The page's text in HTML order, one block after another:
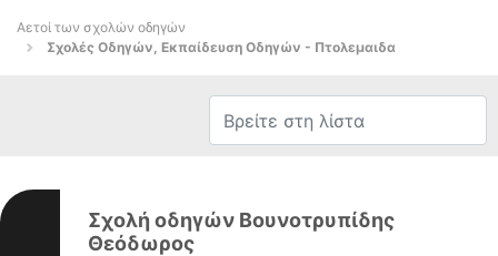
Αετοί των σχολών οδηγών
Σχολές Οδηγών, Εκπαίδευση Οδηγών - Πτολεμαιδα
Σχολή οδηγών Βουνοτρυπίδης
Θεόδωρος